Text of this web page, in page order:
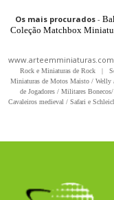
Os mais procurados-
Coleção Matchbox
Rock e Miniaturas de Rock
|
Miniaturas de Motos Maisto / Welly
de Jogadores / Militares
Cavaleiros medieval / Safari e